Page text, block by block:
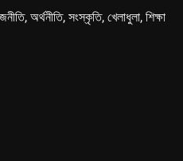
অর্থনীতি, সংস্কৃতি, খেলাধুলা, শিক্ষা